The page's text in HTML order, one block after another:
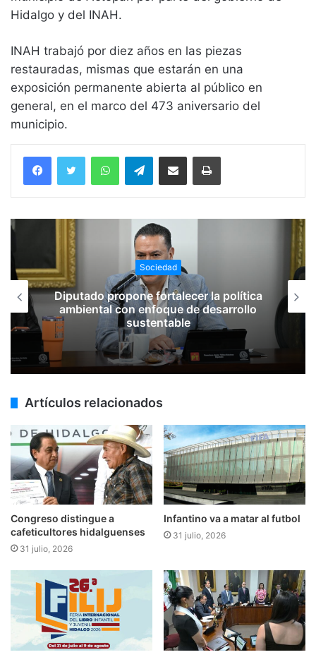
Hidalgo y del INAH.
INAH trabajó por diez años en las piezas
restauradas, mismas que estarán en una
exposición permanente abierta al público en
general, en el marco del 473 aniversario del
municipio.
WhatsAppTelegramCompartir vía email Imprimir
Sociedad
Diputado propone fortalecer la política
ambiental con enfoque de desarrollo
sustentable
Artículos relacionados
Congreso distingue a
cafeticultores hidalguenses
31 julio, 2026
Infantino va a matar al futbol
31 julio, 2026